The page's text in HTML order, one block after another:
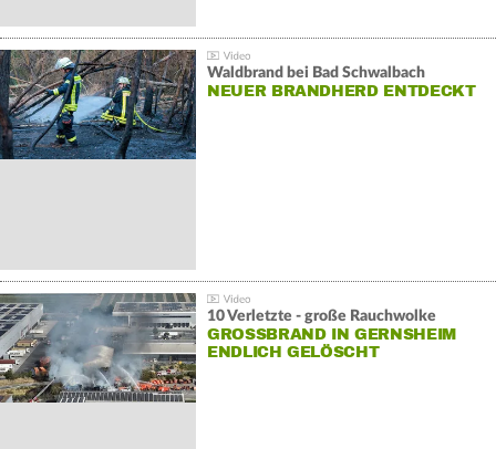
Waldbrand bei Bad Schwalbach
NEUER BRANDHERD ENTDECKT
10 Verletzte - große Rauchwolke
GROSSBRAND IN GERNSHEIM E
NDLICH GELÖSCHT